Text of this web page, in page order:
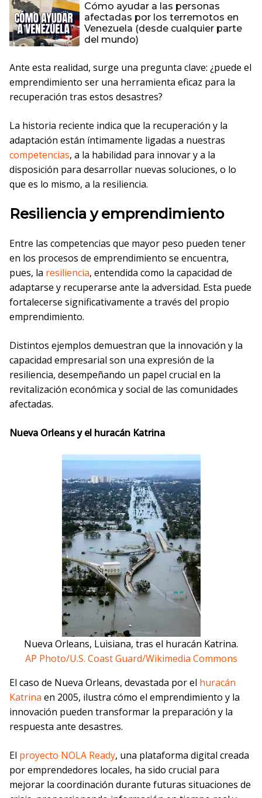
Cómo ayudar a las personas
afectadas por los terremotos en
Venezuela (desde cualquier parte
del mundo)
Ante esta realidad, surge una pregunta clave: ¿puede el
emprendimiento ser una herramienta eficaz para la
recuperación tras estos desastres?
La historia reciente indica que la recuperación y la
adaptación están íntimamente ligadas a nuestras
competencias, a la habilidad para innovar y a la
disposición para desarrollar nuevas soluciones, o lo
que es lo mismo, a la resiliencia.
Resiliencia y emprendimiento
Entre las competencias que mayor peso pueden tener
en los procesos de emprendimiento se encuentra,
pues, la resiliencia, entendida como la capacidad de
adaptarse y recuperarse ante la adversidad. Esta puede
fortalecerse significativamente a través del propio
emprendimiento.
Distintos ejemplos demuestran que la innovación y la
capacidad empresarial son una expresión de la
resiliencia, desempeñando un papel crucial en la
revitalización económica y social de las comunidades
afectadas.
Nueva Orleans y el huracán Katrina
Nueva Orleans, Luisiana, tras el huracán Katrina.
AP Photo/U.S. Coast Guard/Wikimedia Commons
El caso de Nueva Orleans, devastada por el huracán
Katrina en 2005, ilustra cómo el emprendimiento y la
innovación pueden transformar la preparación y la
respuesta ante desastres.
El proyecto NOLA Ready, una plataforma digital creada
por emprendedores locales, ha sido crucial para
mejorar la coordinación durante futuras situaciones de